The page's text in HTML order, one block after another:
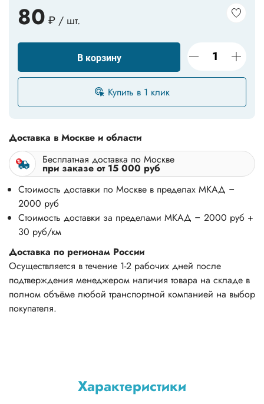
80 ₽ / шт.
В корзину
Купить в 1 клик
Доставка в Москве и области
Бесплатная доставка по Москве
при заказе от 15 000 руб
Стоимость доставки по Москве в пределах МКАД –
2000 руб
Стоимость доставки за пределами МКАД – 2000 руб +
30 руб/км
Доставка по регионам России
Осуществляется в течение 1-2 рабочих дней после
подтверждения менеджером наличия товара на складе в
полном объёме любой транспортной компанией на выбор
покупателя.
Характеристики